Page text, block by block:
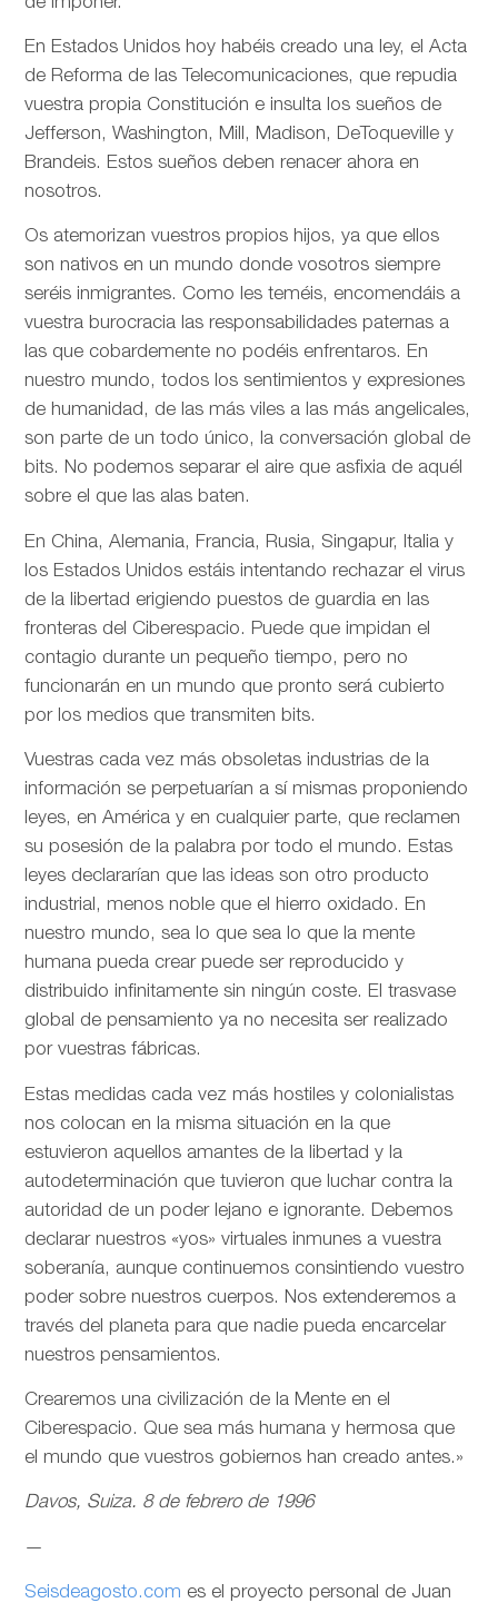
En Estados Unidos hoy habéis creado una ley, el Acta
de Reforma de las Telecomunicaciones, que repudia
vuestra propia Constitución e insulta los sueños de
Jefferson, Washington, Mill, Madison, DeToqueville y
Brandeis. Estos sueños deben renacer ahora en
nosotros.
Os atemorizan vuestros propios hijos, ya que ellos
son nativos en un mundo donde vosotros siempre
seréis inmigrantes. Como les teméis, encomendáis a
vuestra burocracia las responsabilidades paternas a
las que cobardemente no podéis enfrentaros. En
nuestro mundo, todos los sentimientos y expresiones
de humanidad, de las más viles a las más angelicales,
son parte de un todo único, la conversación global de
bits. No podemos separar el aire que asfixia de aquél
sobre el que las alas baten.
En China, Alemania, Francia, Rusia, Singapur, Italia y
los Estados Unidos estáis intentando rechazar el virus
de la libertad erigiendo puestos de guardia en las
fronteras del Ciberespacio. Puede que impidan el
contagio durante un pequeño tiempo, pero no
funcionarán en un mundo que pronto será cubierto
por los medios que transmiten bits.
Vuestras cada vez más obsoletas industrias de la
información se perpetuarían a sí mismas proponiendo
leyes, en América y en cualquier parte, que reclamen
su posesión de la palabra por todo el mundo. Estas
leyes declararían que las ideas son otro producto
industrial, menos noble que el hierro oxidado. En
nuestro mundo, sea lo que sea lo que la mente
humana pueda crear puede ser reproducido y
distribuido infinitamente sin ningún coste. El trasvase
global de pensamiento ya no necesita ser realizado
por vuestras fábricas.
Estas medidas cada vez más hostiles y colonialistas
nos colocan en la misma situación en la que
estuvieron aquellos amantes de la libertad y la
autodeterminación que tuvieron que luchar contra la
autoridad de un poder lejano e ignorante. Debemos
declarar nuestros «yos» virtuales inmunes a vuestra
soberanía, aunque continuemos consintiendo vuestro
poder sobre nuestros cuerpos. Nos extenderemos a
través del planeta para que nadie pueda encarcelar
nuestros pensamientos.
Crearemos una civilización de la Mente en el
Ciberespacio. Que sea más humana y hermosa que
el mundo que vuestros gobiernos han creado antes.»
Davos, Suiza. 8 de febrero de 1996
—
Seisdeagosto.com es el proyecto personal de Juan